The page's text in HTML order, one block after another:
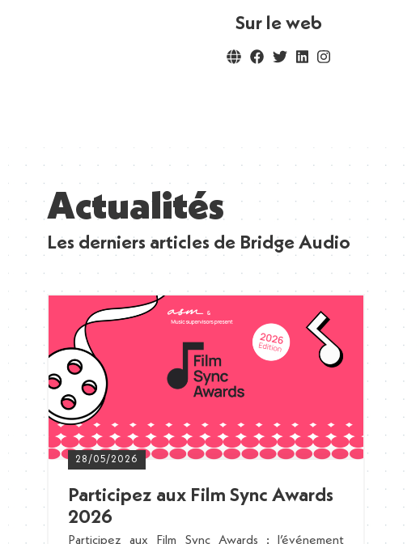
Sur le web
Actualités
Les derniers articles de Bridge Audio
28/05/2026
Participez aux Film Sync Awards
2026
Participez aux Film Sync Awards : l’événement